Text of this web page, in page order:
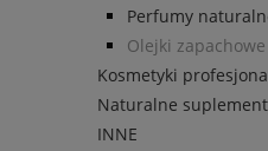
Perfumy
Olejki
Kosmetyki
Naturalne
INNE